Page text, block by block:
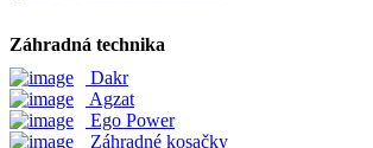
Záhradná technika
Dakr
Agzat
Ego Power
Záhradné kosačky